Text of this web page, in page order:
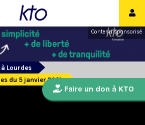
Contenu sponsorisé
Lourdes
du 5 janvier 2021
Faire un don à KTO